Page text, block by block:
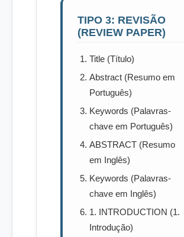
TIPO 3: REVISÃO
(REVIEW PAPER)
Title (Título)
Abstract (Resumo em
Português)
Keywords (Palavras-
chave em Português)
ABSTRACT (Resumo
em Inglês)
Keywords (Palavras-
chave em Inglês)
1. INTRODUCTION (1.
Introdução)